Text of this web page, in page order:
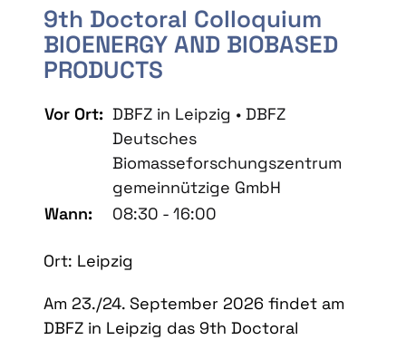
9th Doctoral Colloquium
BIOENERGY AND BIOBASED
PRODUCTS
Vor Ort: DBFZ in Leipzig • DBFZ
Deutsches
Biomasseforschungszentrum
gemeinnützige GmbH
Wann:
08:30 - 16:00
Ort: Leipzig
Am 23./24. September 2026 findet am
DBFZ in Leipzig das 9th Doctoral